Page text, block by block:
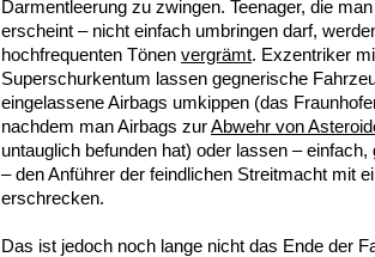
Darmentleerung zu zwingen. Teenager, die
erscheint – nicht einfach umbringen darf,
hochfrequenten Tönen vergrämt. Exzentriker
Superschurkentum lassen gegnerische
eingelassene Airbags umkippen (das
nachdem man Airbags zurAbwehr von
untauglich befunden hat) oder lassen –
– den Anführer der feindlichen Streitmacht mit
erschrecken.
Das ist jedoch noch lange nicht das Ende der